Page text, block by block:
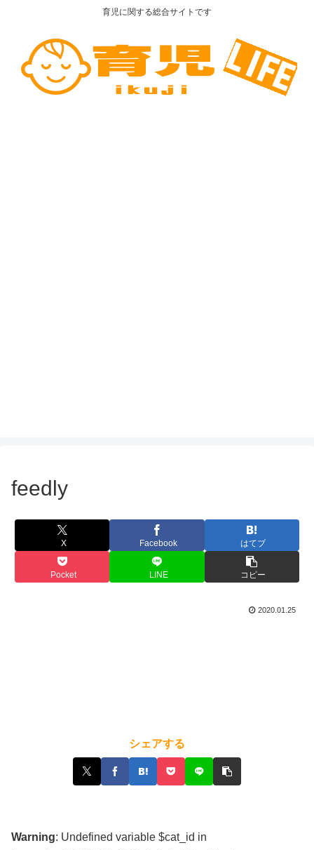
育児に関する総合サイトです
feedly
X Facebook はてブ
Pocket LINE コピー
2020.01.25
シェアする
Warning: Undefined variable $cat_id in